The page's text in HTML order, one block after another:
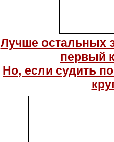
Лучше остальных
первый
Но, если судить